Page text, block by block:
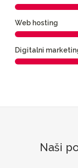
Web hosting
Digitalni
Naši